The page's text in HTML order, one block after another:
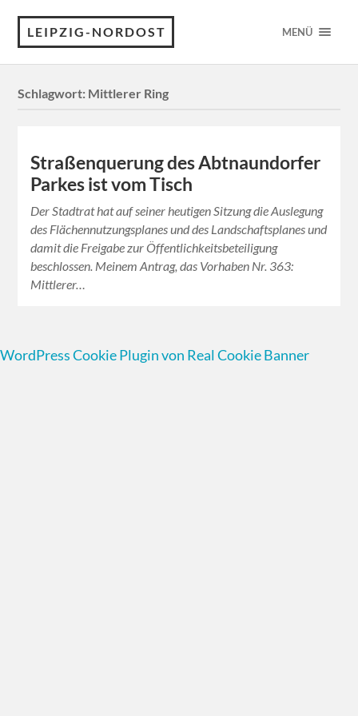
LEIPZIG-NORDOST MENÜ
Schlagwort: Mittlerer Ring
Straßenquerung des Abtnaundorfer
Parkes ist vom Tisch
Der Stadtrat hat auf seiner heutigen Sitzung die Auslegung
des Flächennutzungsplanes und des Landschaftsplanes und
damit die Freigabe zur Öffentlichkeitsbeteiligung
beschlossen. Meinem Antrag, das Vorhaben Nr. 363:
Mittlerer…
WordPress Cookie Plugin von Real Cookie Banner